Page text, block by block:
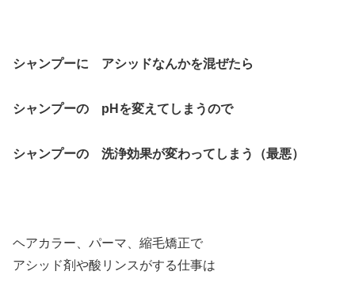
シャンプーに アシッドなんかを混ぜたら
シャンプーの pHを変えてしまうので
シャンプーの 洗浄効果が変わってしまう（最悪）
ヘアカラー、パーマ、縮毛矯正で
アシッド剤や酸リンスがする仕事は